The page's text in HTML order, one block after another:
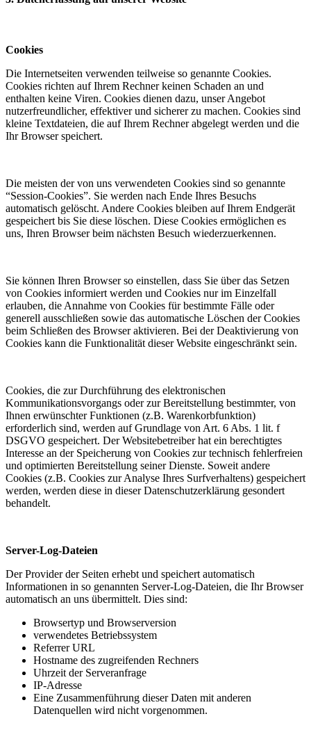
Cookies
Die Internetseiten verwenden teilweise so genannte Cookies.
Cookies richten auf Ihrem Rechner keinen Schaden an und
enthalten keine Viren. Cookies dienen dazu, unser Angebot
nutzerfreundlicher, effektiver und sicherer zu machen. Cookies sind
kleine Textdateien, die auf Ihrem Rechner abgelegt werden und die
Ihr Browser speichert.
Die meisten der von uns verwendeten Cookies sind so genannte
“Session-Cookies”. Sie werden nach Ende Ihres Besuchs
automatisch gelöscht. Andere Cookies bleiben auf Ihrem Endgerät
gespeichert bis Sie diese löschen. Diese Cookies ermöglichen es
uns, Ihren Browser beim nächsten Besuch wiederzuerkennen.
Sie können Ihren Browser so einstellen, dass Sie über das Setzen
von Cookies informiert werden und Cookies nur im Einzelfall
erlauben, die Annahme von Cookies für bestimmte Fälle oder
generell ausschließen sowie das automatische Löschen der Cookies
beim Schließen des Browser aktivieren. Bei der Deaktivierung von
Cookies kann die Funktionalität dieser Website eingeschränkt sein.
Cookies, die zur Durchführung des elektronischen
Kommunikationsvorgangs oder zur Bereitstellung bestimmter, von
Ihnen erwünschter Funktionen (z.B. Warenkorbfunktion)
erforderlich sind, werden auf Grundlage von Art. 6 Abs. 1 lit. f
DSGVO gespeichert. Der Websitebetreiber hat ein berechtigtes
Interesse an der Speicherung von Cookies zur technisch fehlerfreien
und optimierten Bereitstellung seiner Dienste. Soweit andere
Cookies (z.B. Cookies zur Analyse Ihres Surfverhaltens) gespeichert
werden, werden diese in dieser Datenschutzerklärung gesondert
behandelt.
Server-Log-Dateien
Der Provider der Seiten erhebt und speichert automatisch
Informationen in so genannten Server-Log-Dateien, die Ihr Browser
automatisch an uns übermittelt. Dies sind:
Browsertyp und Browserversion
verwendetes Betriebssystem
Referrer URL
Hostname des zugreifenden Rechners
Uhrzeit der Serveranfrage
IP-Adresse
Eine Zusammenführung dieser Daten mit anderen
Datenquellen wird nicht vorgenommen.